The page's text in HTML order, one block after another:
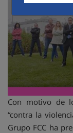
Con motivo de
“contra la
Grupo FCC ha